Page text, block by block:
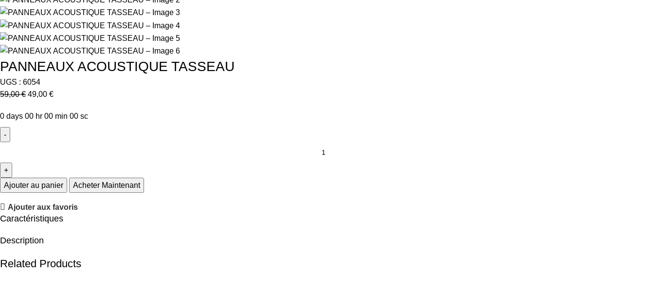
PANNEAUX ACOUSTIQUE TASSEAU
UGS : 6054
59,00€ 49,00 €
0 days 00 hr 00 min 00 sc
Ajouter au panier Acheter Maintenant
Ajouter aux favoris
Caractéristiques
Description
Related Products